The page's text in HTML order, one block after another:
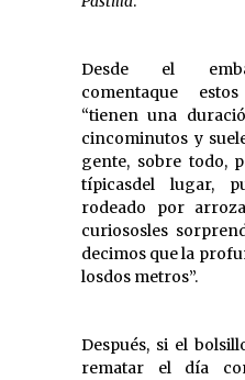
Desde el
comentaque
“tienen una
cincominutos y
gente, sobre todo,
típicasdel lugar,
rodeado por
curiososles
decimos que la
losdos metros”.
Después, si el
rematar el día